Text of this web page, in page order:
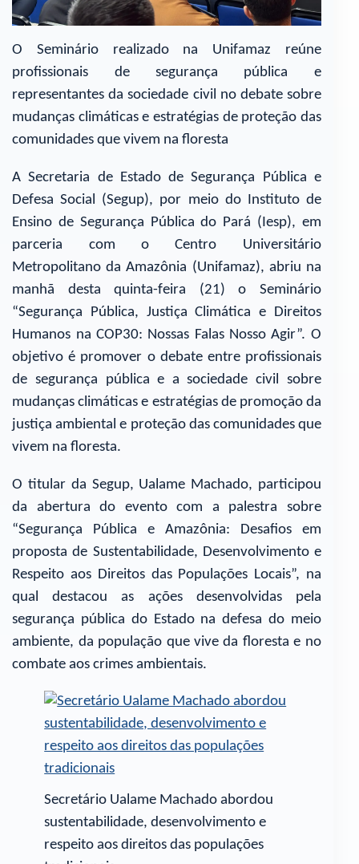
O Seminário realizado na Unifamaz reúne
profissionais de segurança pública e
representantes da sociedade civil no debate sobre
mudanças climáticas e estratégias de proteção das
comunidades que vivem na floresta
A Secretaria de Estado de Segurança Pública e
Defesa Social (Segup), por meio do Instituto de
Ensino de Segurança Pública do Pará (Iesp), em
parceria com o Centro Universitário
Metropolitano da Amazônia (Unifamaz), abriu na
manhã desta quinta-feira (21) o Seminário
“Segurança Pública, Justiça Climática e Direitos
Humanos na COP30: Nossas Falas Nosso Agir”. O
objetivo é promover o debate entre profissionais
de segurança pública e a sociedade civil sobre
mudanças climáticas e estratégias de promoção da
justiça ambiental e proteção das comunidades que
vivem na floresta.
O titular da Segup, Ualame Machado, participou
da abertura do evento com a palestra sobre
“Segurança Pública e Amazônia: Desafios em
proposta de Sustentabilidade, Desenvolvimento e
Respeito aos Direitos das Populações Locais”, na
qual destacou as ações desenvolvidas pela
segurança pública do Estado na defesa do meio
ambiente, da população que vive da floresta e no
combate aos crimes ambientais.
Secretário Ualame Machado abordou
sustentabilidade, desenvolvimento e
respeito aos direitos das populações